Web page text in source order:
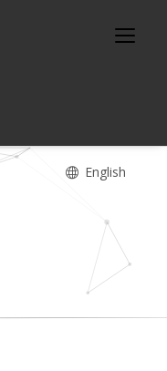
English